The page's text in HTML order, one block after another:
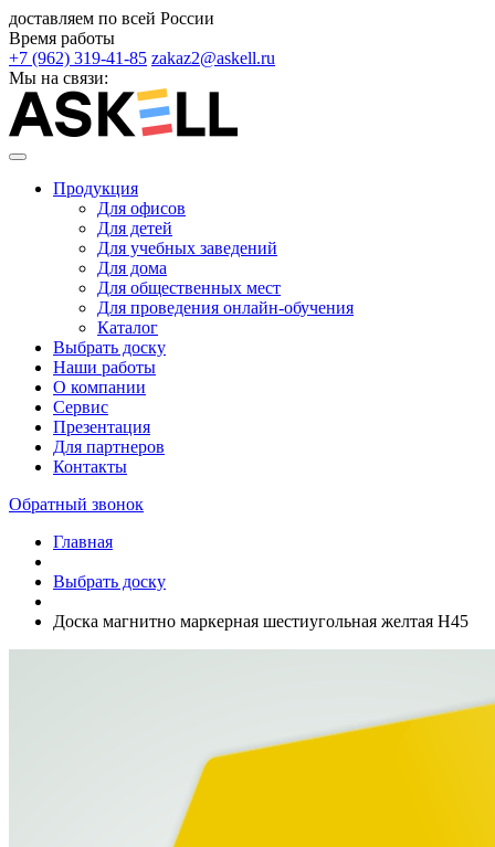
доставляем по всей России
Время работы
+7 (962) 319-41-85 zakaz2@askell.ru
Мы на связи:
Продукция
Для офисов
Для детей
Для учебных заведений
Для дома
Для общественных мест
Для проведения онлайн-обучения
Каталог
Выбрать доску
Наши работы
О компании
Сервис
Презентация
Для партнеров
Контакты
Обратный звонок
Главная
Выбрать доску
Доска магнитно маркерная шестиугольная желтая H45